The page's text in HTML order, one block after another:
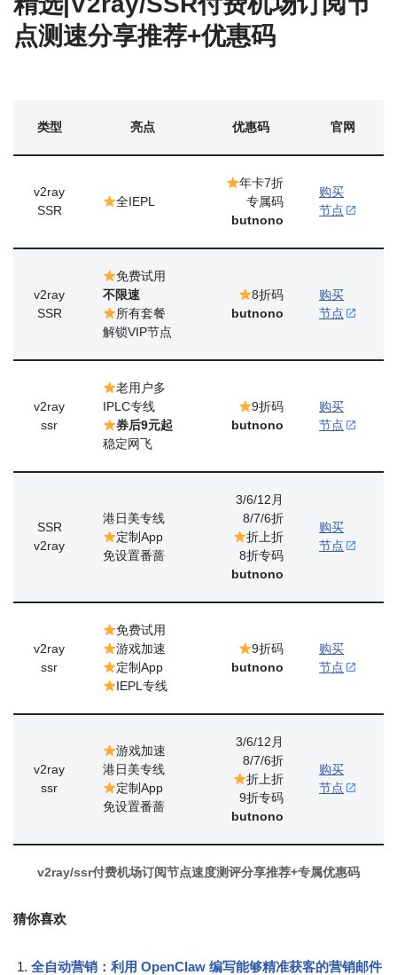
点测速分享推荐+优惠码
类型 亮点 优惠码 官网
v2ray
SSR
全IEPL
年卡7折
专属码
butnono
购买
节点
v2ray
SSR
免费试用
不限速
所有套餐
解锁VIP节点
8折码
butnono
购买
节点
v2ray
ssr
老用户多
IPLC专线
券后9元起
稳定网飞
9折码
butnono
购买
节点
SSR
v2ray
港日美专线
定制App
免设置番蔷
3/6/12月
8/7/6折
折上折
8折专码
butnono
购买
节点
v2ray
ssr
免费试用
游戏加速
定制App
IEPL专线
9折码
butnono
购买
节点
v2ray
ssr
游戏加速
港日美专线
定制App
免设置番蔷
3/6/12月
8/7/6折
折上折
9折专码
butnono
购买
节点
v2ray/ssr付费机场订阅节点速度测评分享推荐+专属优惠码
猜你喜欢
全自动营销：利用 OpenClaw 编写能够精准获客的营销邮件